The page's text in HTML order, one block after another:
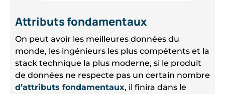
Attributs fondamentaux
On peut avoir les meilleures données du
monde, les ingénieurs les plus compétents et la
stack technique la plus moderne, si le produit
de données ne respecte pas un certain nombre
d’attributs fondamentaux, il finira dans le